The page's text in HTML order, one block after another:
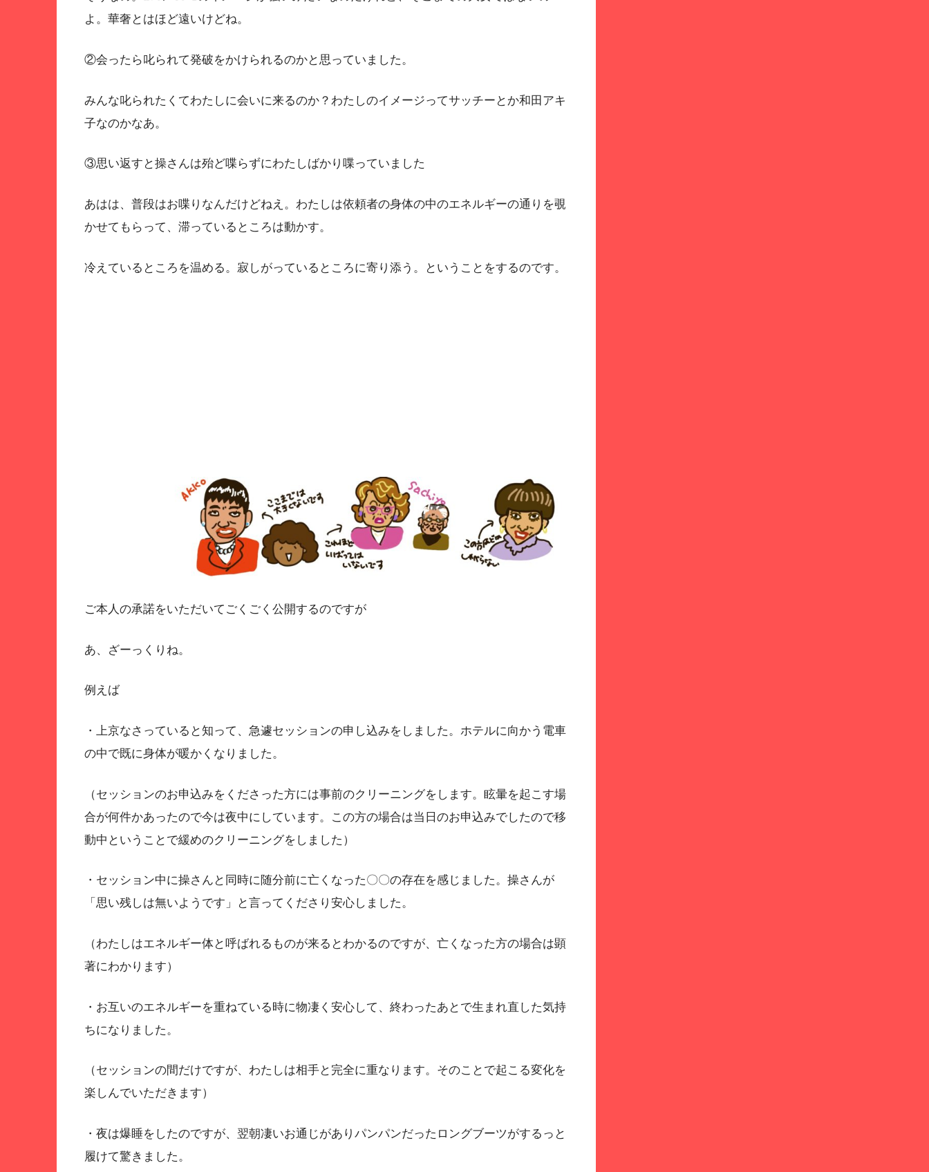
よ。華奢とはほど遠いけどね。
②会ったら叱られて発破をかけられるのかと思っていました。
みんな叱られたくてわたしに会いに来るのか？わたしのイメージってサッチーとか和田アキ
子なのかなあ。
③思い返すと操さんは殆ど喋らずにわたしばかり喋っていました
あはは、普段はお喋りなんだけどねえ。わたしは依頼者の身体の中のエネルギーの通りを覗
かせてもらって、滞っているところは動かす。
冷えているところを温める。寂しがっているところに寄り添う。ということをするのです。
ご本人の承諾をいただいてごくごく公開するのですが
あ、ざーっくりね。
例えば
・上京なさっていると知って、急遽セッションの申し込みをしました。ホテルに向かう電車
の中で既に身体が暖かくなりました。
（セッションのお申込みをくださった方には事前のクリーニングをします。眩暈を起こす場
合が何件かあったので今は夜中にしています。この方の場合は当日のお申込みでしたので移
動中ということで緩めのクリーニングをしました）
・セッション中に操さんと同時に随分前に亡くなった〇〇の存在を感じました。操さんが
「思い残しは無いようです」と言ってくださり安心しました。
（わたしはエネルギー体と呼ばれるものが来るとわかるのですが、亡くなった方の場合は顕
著にわかります）
・お互いのエネルギーを重ねている時に物凄く安心して、終わったあとで生まれ直した気持
ちになりました。
（セッションの間だけですが、わたしは相手と完全に重なります。そのことで起こる変化を
楽しんでいただきます）
・夜は爆睡をしたのですが、翌朝凄いお通じがありパンパンだったロングブーツがするっと
履けて驚きました。